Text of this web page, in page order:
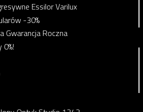
Essilor Varilux
-30%
Gwarancja Roczna